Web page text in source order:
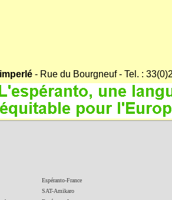
- Rue du Bourgneuf - Tel. :
Espéranto-France
SAT-Amikaro